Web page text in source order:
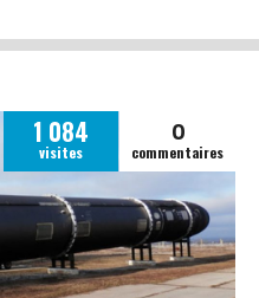
1 084
visites
0
commentaires